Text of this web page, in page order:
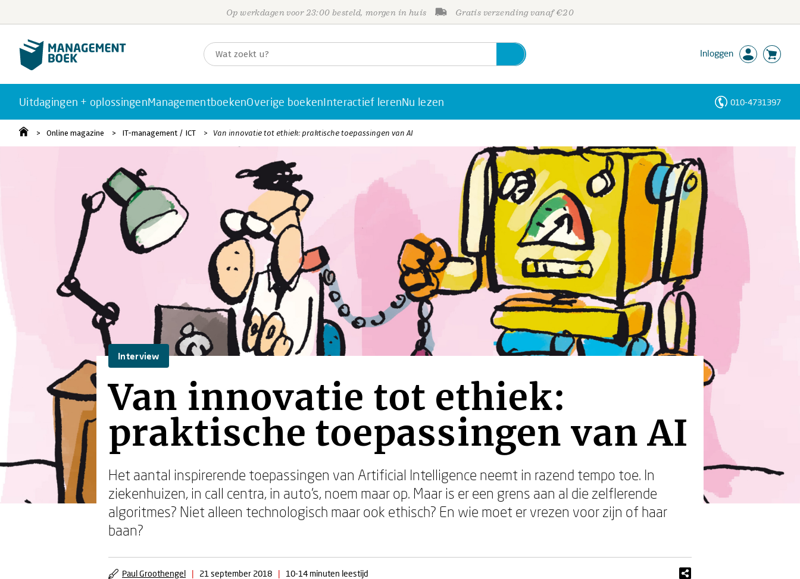
Op werkdagen voor 23:00 besteld, morgen in huis Gratis verzending vanaf €20
Inloggen
Uitdagingen + oplossingenManagementboekenOverige boekenInteractief lerenNu lezen 010-4731397
Online magazine IT-management / ICT Van innovatie tot ethiek: praktische toepassingen van AI
Interview
Van innovatie tot ethiek:
praktische toepassingen van AI
Het aantal inspirerende toepassingen van Artificial Intelligence neemt in razend tempo toe. In
ziekenhuizen, in call centra, in auto’s, noem maar op. Maar is er een grens aan al die zelflerende
algoritmes? Niet alleen technologisch maar ook ethisch? En wie moet er vrezen voor zijn of haar
baan?
Paul Groothengel | 21 september 2018 | 10-14 minuten leestijd
Personen
Trefwoorden